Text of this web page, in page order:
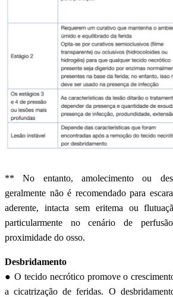
** No entanto, amolecimento ou
geralmente não é recomendado para
aderente, intacta sem eritema ou
particularmente no cenário de
proximidade do osso.
Desbridamento
● O tecido necrótico promove o
a cicatrização de feridas. O